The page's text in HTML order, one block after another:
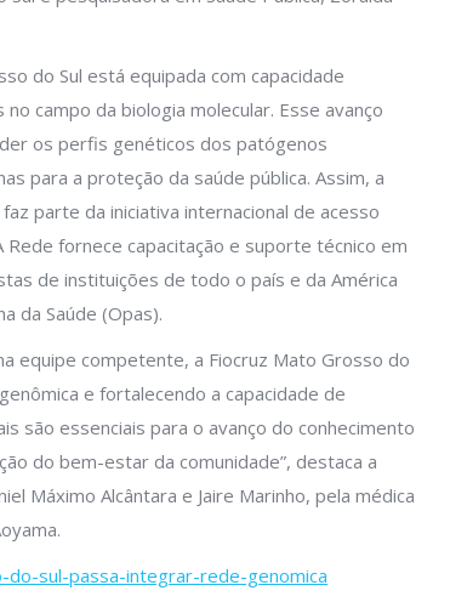
do Sul está equipada com capacidade
campo da biologia molecular. Esse avanço
os perfis genéticos dos patógenos
para a proteção da saúde pública. Assim, a
parte da iniciativa internacional de acesso
fornece capacitação e suporte técnico em
de instituições de todo o país e da América
da Saúde (Opas).
equipe competente, a Fiocruz Mato Grosso do
e fortalecendo a capacidade de
são essenciais para o avanço do conhecimento
do bem-estar da comunidade”, destaca a
Máximo Alcântara e Jaire Marinho, pela médica
sul-passa-integrar-rede-genomica